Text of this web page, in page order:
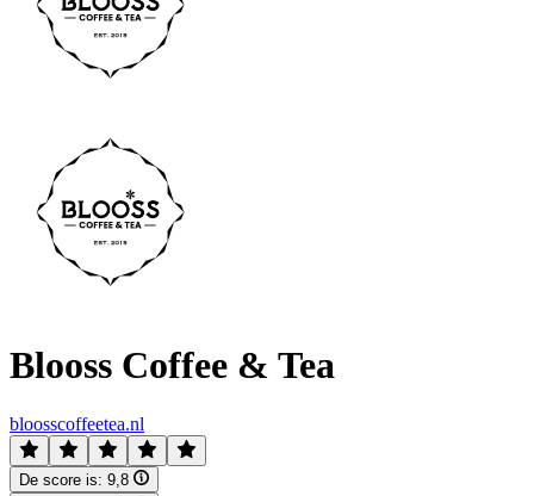
Blooss Coffee & Tea
bloosscoffeetea.nl
De score is: 9,8